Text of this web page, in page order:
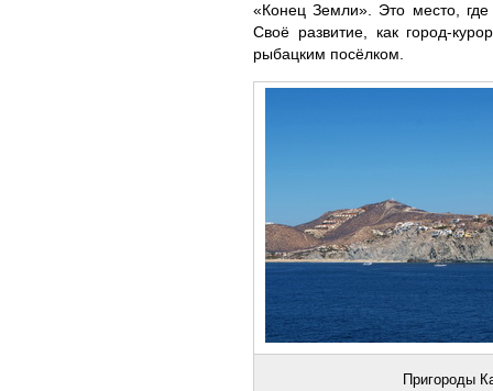
«Конец Земли». Это место,
Своё развитие, как город-
рыбацким посёлком.
Пригороды